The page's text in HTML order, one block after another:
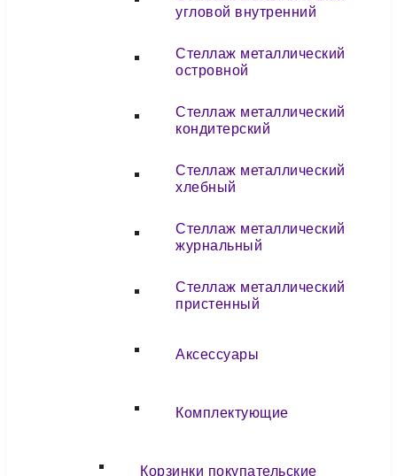
угловой внутренний
Стеллаж металлический
островной
Стеллаж металлический
кондитерский
Стеллаж металлический
хлебный
Стеллаж металлический
журнальный
Стеллаж металлический
пристенный
Аксессуары
Комплектующие
Корзинки покупательские